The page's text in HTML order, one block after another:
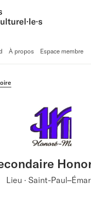
À propos Espace membre
Lieu · Saint-